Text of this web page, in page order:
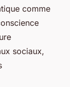
comme
sociaux,